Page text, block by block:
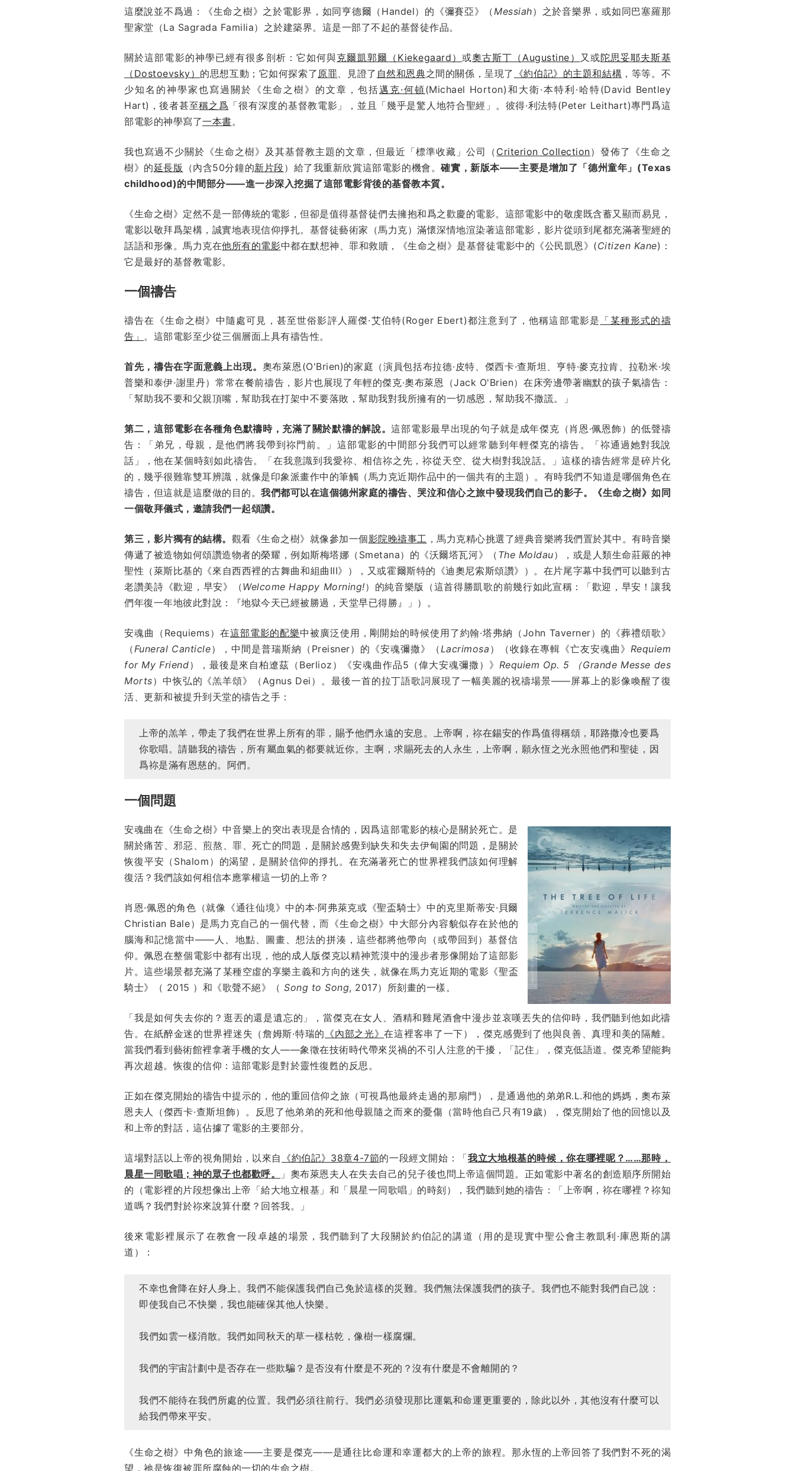
這麼說並不爲過：《生命之樹》之於電影界，如同亨德爾（Handel）的《彌賽亞》（ Messiah）之於音樂界，或如同巴塞羅那
聖家堂 （La Sagrada Familia）之於建築界。這是一部了不起的基督徒作品。
關於這部電影的神學已經有很多剖析：它如何與克爾凱郭爾（Kiekegaard） 或奧古斯丁（Augustine） 又或陀思妥耶夫斯基
（Dostoevsky） 的思想互動；它如何探索了 原罪 、見證了 自然和恩典之間的關係，呈現了 《約伯記》的主題和結構 ，等等。不
少知名的神學家也寫過關於《生命之樹》的文章，包括邁克·何頓(Michael Horton)和大衛·本特利·哈特(David Bentley
Hart)，後者甚至稱之爲 「很有深度的基督教電影」，並且「幾乎是驚人地符合聖經」。彼得·利法特(Peter Leithart)專門爲這
部電影的神學寫了一本書。
我也寫過不少關於《生命之樹》及其基督教主題的文章，但最近「標準收藏」公司（ Criterion Collection）發佈了《生命之
樹》的延長版 （內含50分鐘的新片段）給了我重新欣賞這部電影的機會。確實，新版本——主要是增加了「德州童年」(Texas
childhood)的中間部分——進一步深入挖掘了這部電影背後的基督教本質。
《生命之樹》定然不是一部傳統的電影，但卻是值得基督徒們去擁抱和爲之歡慶的電影。這部電影中的敬虔既含蓄又顯而易見，
電影以敬拜爲架構，誠實地表現信仰掙扎。基督徒藝術家（馬力克）滿懷深情地渲染著這部電影，影片從頭到尾都充滿著聖經的
話語和形像。馬力克在他所有的電影中都在默想神、罪和救贖，《生命之樹》是基督徒電影中的《公民凱恩》(Citizen Kane)：
它是最好的基督教電影。
一個禱告
禱告在《生命之樹》中隨處可見，甚至世俗影評人羅傑·艾伯特(Roger Ebert)都注意到了，他稱這部電影是 「某種形式的禱
告」 。這部電影至少從三個層面上具有禱告性。
首先，禱告在字面意義上出現。 奧布萊恩(O'Brien)的家庭（演員包括布拉德·皮特、傑西卡·查斯坦、亨特·麥克拉肯、拉勒米·埃
普樂和泰伊·謝里丹）常常在餐前禱告，影片也展現了年輕的傑克·奧布萊恩（Jack O'Brien）在床旁邊帶著幽默的孩子氣禱告：
「幫助我不要和父親頂嘴，幫助我在打架中不要落敗，幫助我對我所擁有的一切感恩，幫助我不撒謊。」
第二，這部電影在各種角色默禱時，充滿了關於默禱的解說。這部電影最早出現的句子就是成年傑克（肖恩·佩恩飾）的低聲禱
告：「弟兄，母親，是他們將我帶到祢門前。」這部電影的中間部分我們可以經常聽到年輕傑克的禱告。「祢通過她對我說
話」，他在某個時刻如此禱告。「在我意識到我愛祢、相信祢之先，祢從天空、從大樹對我說話。」這樣的禱告經常是碎片化
的，幾乎很難靠雙耳辨識，就像是印象派畫作中的筆觸（馬力克近期作品中的一個共有的主題）。有時我們不知道是哪個角色在
禱告，但這就是這麼做的目的。 我們都可以在這個德州家庭的禱告、哭泣和信心之旅中發現我們自己的影子。《生命之樹》如同
一個敬拜儀式，邀請我們一起頌讚。
第三，影片獨有的結構。 觀看《生命之樹》就像參加一個影院晚禱事工 ，馬力克精心挑選了經典音樂將我們置於其中。有時音樂
傳遞了被造物如何頌讚造物者的榮耀，例如斯梅塔娜（Smetana）的《沃爾塔瓦河》（ The Moldau），或是人類生命莊嚴的神
聖性（萊斯比基的《來自西西裡的古舞曲和組曲III》），又或霍爾斯特的《迪奧尼索斯頌讚》）。在片尾字幕中我們可以聽到古
老讚美詩《歡迎，早安》（Welcome Happy Morning!）的純音樂版（這首得勝凱歌的前幾行如此宣稱：「歡迎，早安！讓我
們年復一年地彼此對說：『地獄今天已經被勝過，天堂早已得勝』」）。
安魂曲（Requiems）在這部電影的配樂中被廣泛使用，剛開始的時候使用了約翰·塔弗納（John Taverner）的《葬禮頌歌》
（ Funeral Canticle），中間是普瑞斯納（Preisner）的《安魂彌撒》（ Lacrimosa ）（收錄在專輯《亡友安魂曲》 Requiem
for My Friend），最後是來自柏遼茲（Berlioz）《安魂曲作品5（偉大安魂彌撒）》 Requiem Op. 5 （Grande Messe des
Morts）中恢弘的《羔羊頌》（Agnus Dei）。最後一首的拉丁語歌詞展現了一幅美麗的祝禱場景——屏幕上的影像喚醒了復
活、更新和被提升到天堂的禱告之手：
上帝的羔羊，帶走了我們在世界上所有的罪，賜予他們永遠的安息。上帝啊，祢在錫安的作爲值得稱頌，耶路撒冷也要爲
你歌唱。請聽我的禱告，所有屬血氣的都要就近你。主啊，求賜死去的人永生，上帝啊，願永恆之光永照他們和聖徒，因
爲祢是滿有恩慈的。阿們。
一個問題
安魂曲在《生命之樹》中音樂上的突出表現是合情的，因爲這部電影的核心是關於死亡。是
關於痛苦、邪惡、煎熬、罪、死亡的問題，是關於感覺到缺失和失去伊甸園的問題，是關於
恢復平安（Shalom）的渴望，是關於信仰的掙扎。在充滿著死亡的世界裡我們該如何理解
復活？我們該如何相信本應掌權這一切的上帝？
肖恩·佩恩的角色（就像《通往仙境》中的本·阿弗萊克或《聖盃騎士》中的克里斯蒂安·貝爾
Christian Bale）是馬力克自己的一個代替，而《生命之樹》中大部分內容貌似存在於他的
腦海和記憶當中——人、地點、圖畫、想法的拼湊，這些都將他帶向（或帶回到）基督信
仰。佩恩在整個電影中都有出現，他的成人版傑克以精神荒漠中的漫步者形像開始了這部影
片。這些場景都充滿了某種空虛的享樂主義和方向的迷失，就像在馬力克近期的電影《聖盃
騎士》（ 2015 ）和《歌聲不絕》（ Song to Song, 2017）所刻畫的一樣。
「我是如何失去你的？逛丟的還是遺忘的」，當傑克在女人、酒精和雞尾酒會中漫步並哀嘆丟失的信仰時，我們聽到他如此禱
告。在紙醉金迷的世界裡迷失（詹姆斯·特瑞的 《內部之光》在這裡客串了一下），傑克感覺到了他與良善、真理和美的隔離。
當我們看到藝術館裡拿著手機的女人——象徵在技術時代帶來災禍的不引人注意的干擾，「記住」，傑克低語道。傑克希望能夠
再次超越。恢復的信仰：這部電影是對於靈性復甦的反思。
正如在傑克開始的禱告中提示的，他的重回信仰之旅（可視爲他最終走過的那扇門），是通過他的弟弟R.L.和他的媽媽，奧布萊
恩夫人（傑西卡·查斯坦飾）。反思了他弟弟的死和他母親隨之而來的憂傷（當時他自己只有19歲），傑克開始了他的回憶以及
和上帝的對話，這佔據了電影的主要部分。
這場對話以上帝的視角開始，以來自 《約伯記》38章4-7節的一段經文開始：「我立大地根基的時候，你在哪裡呢？……那時，
晨星一同歌唱；神的眾子也都歡呼。
」奧布萊恩夫人在失去自己的兒子後也問上帝這個問題。正如電影中著名的創造順序所開始
的（電影裡的片段想像出上帝「給大地立根基」和「晨星一同歌唱」的時刻），我們聽到她的禱告：「上帝啊，祢在哪裡？祢知
道嗎？我們對於祢來說算什麼？回答我。」
後來電影裡展示了在教會一段卓越的場景，我們聽到了大段關於約伯記的講道（用的是現實中聖公會主教凱利·庫恩斯的講
道）：
不幸也會降在好人身上。我們不能保護我們自己免於這樣的災難。我們無法保護我們的孩子。我們也不能對我們自己說：
即使我自己不快樂，我也能確保其他人快樂。
我們如雲一樣消散。我們如同秋天的草一樣枯乾，像樹一樣腐爛。
我們的宇宙計劃中是否存在一些欺騙？是否沒有什麼是不死的？沒有什麼是不會離開的？
我們不能待在我們所處的位置。我們必須往前行。我們必須發現那比運氣和命運更重要的，除此以外，其他沒有什麼可以
給我們帶來平安。
《生命之樹》中角色的旅途——主要是傑克——是通往比命運和幸運都大的上帝的旅程。那永恆的上帝回答了我們對不死的渴
望，祂是恢復被罪所腐蝕的一切的生命之樹。